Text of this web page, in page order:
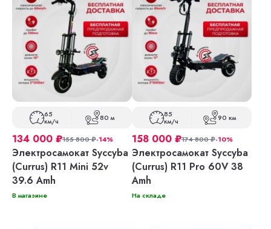
65
км/ч 80 м
134 000 ₽155 800₽-14%
Электросамокат Syccyba
(Currus) R11 Mini 52v
39.6 Amh
В магазине
85
км/ч 90 км
158 000 ₽174 800₽-10%
Электросамокат Syccyba
(Currus) R11 Pro 60V 38
Amh
На складе